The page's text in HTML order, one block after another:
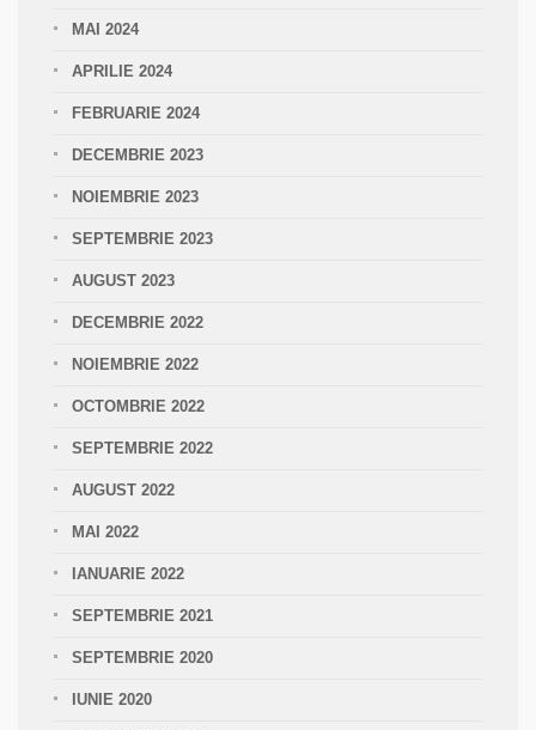
MAI 2024
APRILIE 2024
FEBRUARIE 2024
DECEMBRIE 2023
NOIEMBRIE 2023
SEPTEMBRIE 2023
AUGUST 2023
DECEMBRIE 2022
NOIEMBRIE 2022
OCTOMBRIE 2022
SEPTEMBRIE 2022
AUGUST 2022
MAI 2022
IANUARIE 2022
SEPTEMBRIE 2021
SEPTEMBRIE 2020
IUNIE 2020